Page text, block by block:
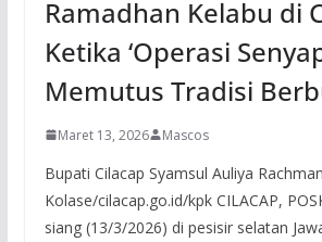
Ramadhan Kelabu di
Ketika ‘Operasi
Memutus Tradisi
Maret 13, 2026 Mascos
Bupati Cilacap Syamsul Auliya
Kolase/cilacap.go.id/kpk CILACAP,
siang (13/3/2026) di pesisir selatan